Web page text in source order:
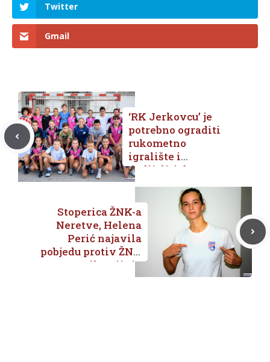
Twitter
Gmail
‘RK Jerkovcu’ je
potrebno ograditi
rukometno
igralište i
dodijeliti dva
termina u Gradskoj
športskoj dvorani –
govori nam trener
Ante Mateljak-Čiča
Stoperica ŽNK-a
Neretve, Helena
Perić najavila
pobjedu protiv ŽNK
Viktorije iz
Slavonskog Broda